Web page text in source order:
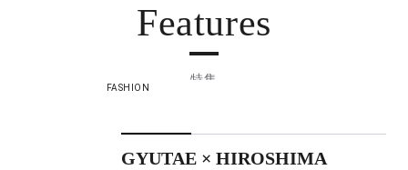
Features
特集
FASHION
GYUTAE × HIROSHIMA